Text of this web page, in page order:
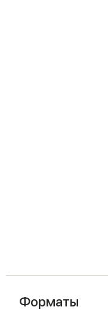
Форматы